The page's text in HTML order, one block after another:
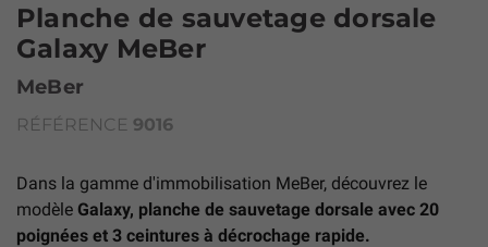
Planche de sauvetage dorsale
Galaxy MeBer
MeBer
RÉFÉRENCE 9016
Dans la gamme d'immobilisation MeBer, découvrez le
modèle Galaxy, planche de sauvetage dorsale avec 20
poignées et 3 ceintures à décrochage rapide.